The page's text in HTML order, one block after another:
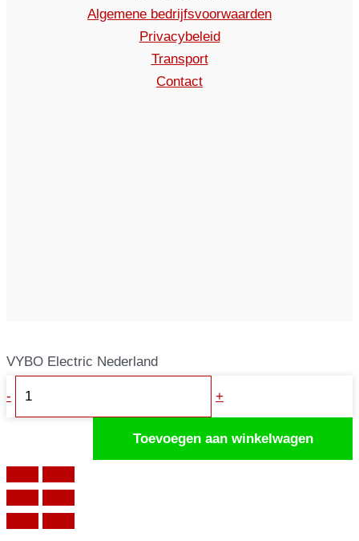
Algemene bedrijfsvoorwaarden
Privacybeleid
Transport
Contact
VYBO Electric Nederland
- +
Toevoegen aan winkelwagen